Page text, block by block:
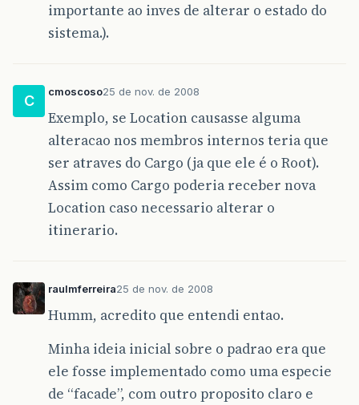
importante ao inves de alterar o estado do
sistema.).
C
cmoscoso25 de nov. de 2008
Exemplo, se Location causasse alguma
alteracao nos membros internos teria que
ser atraves do Cargo (ja que ele é o Root).
Assim como Cargo poderia receber nova
Location caso necessario alterar o
itinerario.
raulmferreira25 de nov. de 2008
Humm, acredito que entendi entao.
Minha ideia inicial sobre o padrao era que
ele fosse implementado como uma especie
de “facade”, com outro proposito claro e